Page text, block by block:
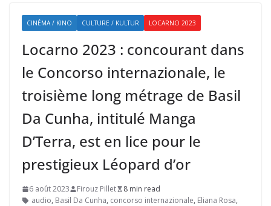
CINÉMA / KINO CULTURE / KULTUR LOCARNO 2023
Locarno 2023 : concourant dans
le Concorso internazionale, le
troisième long métrage de Basil
Da Cunha, intitulé Manga
D’Terra, est en lice pour le
prestigieux Léopard d’or
6 août 2023 Firouz Pillet
8 min read
audio, Basil Da Cunha, concorso internazionale, Eliana Rosa,